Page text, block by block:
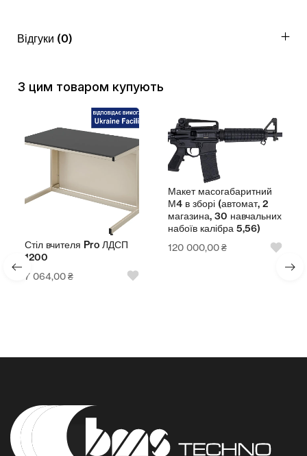
Відгуки (0)
З цим товаром купують
Стіл вчителя Pro ЛДСП
1200
7 064,00₴
Макет масогабаритний
М4 в зборі (автомат, 2
магазина, 30 навчальних
набоїв калібра 5,56)
120 000,00₴